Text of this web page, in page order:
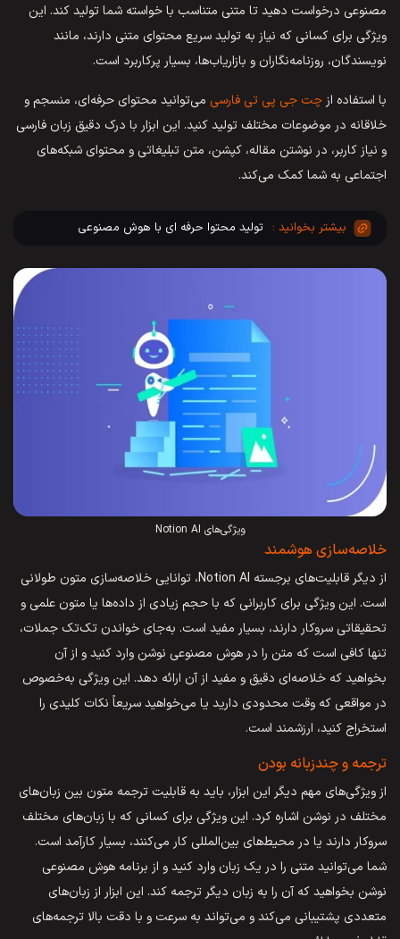
مصنوعی درخواست دهید تا متنی متناسب با خواسته شما تولید کند. این
ویژگی برای کسانی که نیاز به تولید سریع محتوای متنی دارند، مانند
نویسندگان، روزنامه‌نگاران و بازاریاب‌ها، بسیار پرکاربرد است.
با استفاده از چت جی پی تی فارسی می‌توانید محتوای حرفه‌ای، منسجم و
خلاقانه در موضوعات مختلف تولید کنید. این ابزار با درک دقیق زبان فارسی
و نیاز کاربر، در نوشتن مقاله، کپشن، متن تبلیغاتی و محتوای شبکه‌های
اجتماعی به شما کمک می‌کند.
تولید محتوا حرفه ای با هوش مصنوعی
ویژگی‌های Notion AI
خلاصه‌سازی هوشمند
از دیگر قابلیت‌های برجسته Notion AI، توانایی خلاصه‌سازی متون طولانی
است. این ویژگی برای کاربرانی که با حجم زیادی از داده‌ها یا متون علمی و
تحقیقاتی سروکار دارند، بسیار مفید است. به‌جای خواندن تک‌تک جملات،
تنها کافی است که متن را در هوش مصنوعی نوشن وارد کنید و از آن
بخواهید که خلاصه‌ای دقیق و مفید از آن ارائه دهد. این ویژگی به‌خصوص
در مواقعی که وقت محدودی دارید یا می‌خواهید سریعاً نکات کلیدی را
استخراج کنید، ارزشمند است.
ترجمه و چندزبانه بودن
از ویژگی‌های مهم دیگر این ابزار، باید به قابلیت ترجمه متون بین زبان‌های
مختلف در نوشن اشاره کرد. این ویژگی برای کسانی که با زبان‌های مختلف
سروکار دارند یا در محیط‌های بین‌المللی کار می‌کنند، بسیار کارآمد است.
شما می‌توانید متنی را در یک زبان وارد کنید و از برنامه هوش مصنوعی
نوشن بخواهید که آن را به زبان دیگر ترجمه کند. این ابزار از زبان‌های
متعددی پشتیبانی می‌کند و می‌تواند به سرعت و با دقت بالا ترجمه‌های